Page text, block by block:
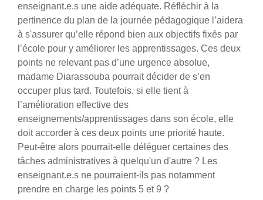
enseignant.e.s une aide adéquate. Réfléchir à la
pertinence du plan de la journée pédagogique l’aidera
à s'assurer qu’elle répond bien aux objectifs fixés par
l’école pour y améliorer les apprentissages. Ces deux
points ne relevant pas d’une urgence absolue,
madame Diarassouba pourrait décider de s’en
occuper plus tard. Toutefois, si elle tient à
l’amélioration effective des
enseignements/apprentissages dans son école, elle
doit accorder à ces deux points une priorité haute.
Peut-être alors pourrait-elle déléguer certaines des
tâches administratives à quelqu'un d'autre ? Les
enseignant.e.s ne pourraient-ils pas notamment
prendre en charge les points 5 et 9 ?